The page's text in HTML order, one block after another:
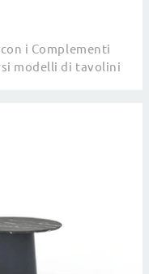
i Complementi
modelli di tavolini